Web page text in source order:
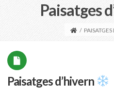
Paisatges
/
Paisatges d’hivern